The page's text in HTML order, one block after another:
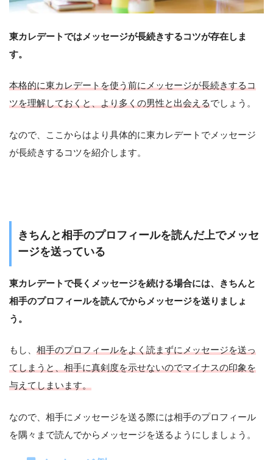
東カレデートではメッセージが長続きするコツが存在しま
す。
本格的に東カレデートを使う前にメッセージが長続きするコ
ツを理解しておくと、より多くの男性と出会えるでしょう。
なので、ここからはより具体的に東カレデートでメッセージ
が長続きするコツを紹介します。
きちんと相手のプロフィールを読んだ上でメッセ
ージを送っている
東カレデートで長くメッセージを続ける場合には、きちんと
相手のプロフィールを読んでからメッセージを送りましょ
う。
もし、 相手のプロフィールをよく読まずにメッセージを送っ
てしまうと、相手に真剣度を示せないのでマイナスの印象を
与えてしまいます。
なので、相手にメッセージを送る際には相手のプロフィール
を隅々まで読んでからメッセージを送るようにしましょう。